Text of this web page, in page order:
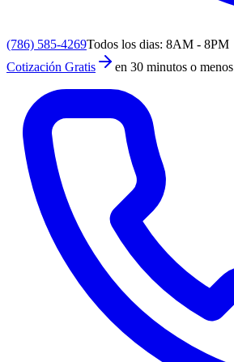
(786) 585-4269Todos los dias: 8AM - 8PM
Cotización Gratis
en 30 minutos o menos